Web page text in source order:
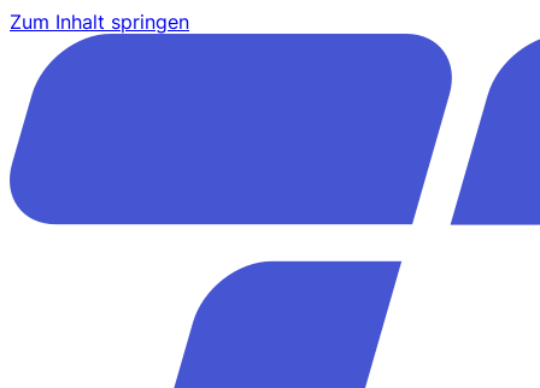
Zum Inhalt springen